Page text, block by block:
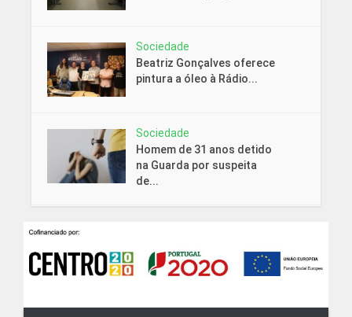
Sociedade
Beatriz Gonçalves oferece
pintura a óleo à Rádio...
Sociedade
Homem de 31 anos detido
na Guarda por suspeita
de...